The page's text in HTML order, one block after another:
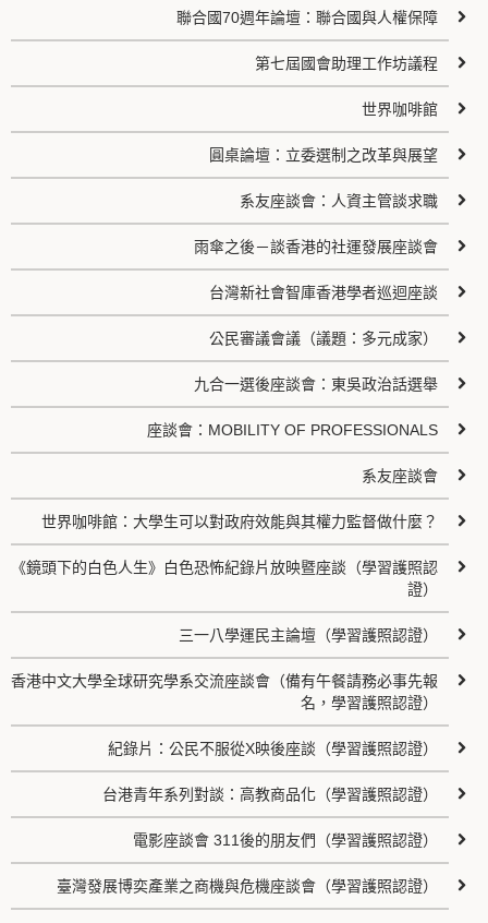
聯合國70週年論壇：聯合國與人權保障
第七屆國會助理工作坊議程
世界咖啡館
圓桌論壇：立委選制之改革與展望
系友座談會：人資主管談求職
雨傘之後－談香港的社運發展座談會
台灣新社會智庫香港學者巡迴座談
公民審議會議（議題：多元成家）
九合一選後座談會：東吳政治話選舉
座談會：MOBILITY OF PROFESSIONALS
系友座談會
世界咖啡館：大學生可以對政府效能與其權力監督做什麼？
《鏡頭下的白色人生》白色恐怖紀錄片放映暨座談（學習護照認
證）
三一八學運民主論壇（學習護照認證）
香港中文大學全球研究學系交流座談會（備有午餐請務必事先報
名，學習護照認證）
紀錄片：公民不服從X映後座談（學習護照認證）
台港青年系列對談：高教商品化（學習護照認證）
電影座談會 311後的朋友們（學習護照認證）
臺灣發展博奕產業之商機與危機座談會（學習護照認證）